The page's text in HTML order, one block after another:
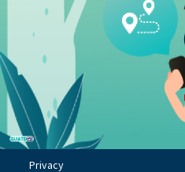
Privacy